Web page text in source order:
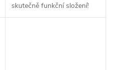
skutečně funkční složení!